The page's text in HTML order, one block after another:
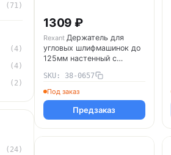
(71)
(4)
(4)
(2)
(24)
1309 ₽
Rexant Держатель для
угловых шлифмашинок до
125мм настенный с
38-0657
SKU: 38-0657
Под заказ
Предзаказ